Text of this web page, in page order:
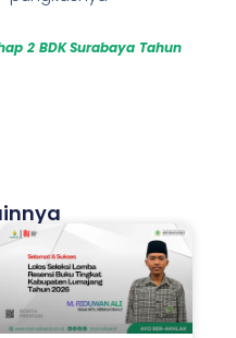
2 BDK Surabaya Tahun